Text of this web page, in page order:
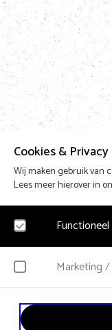
Cookies & Privacy
Wij maken gebruik van
Lees meer hierover in
Functioneel
Noodzakelijk
persoonsgegevens
Marketing
YouTube
Klikgedrag, bekeken